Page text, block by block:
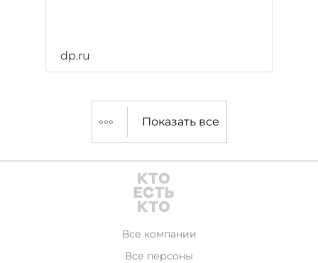
dp.ru
Показать все
Все компании
Все персоны